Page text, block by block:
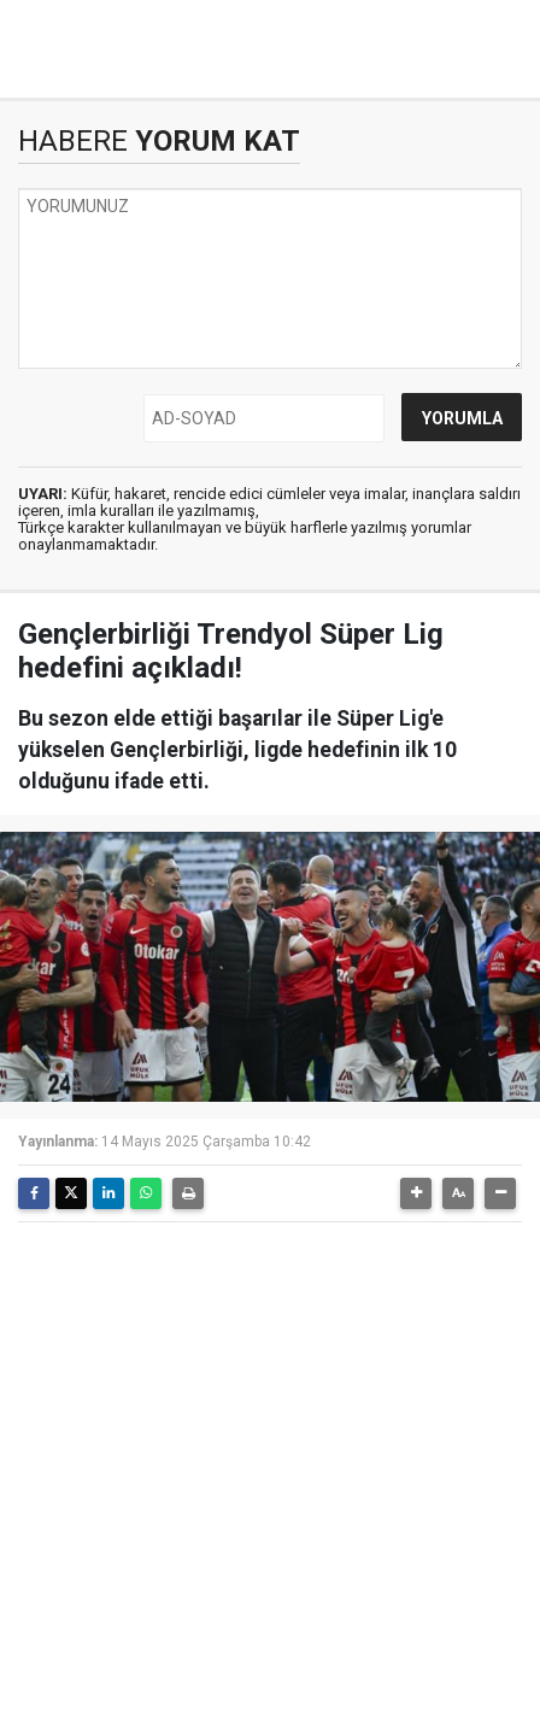
HABERE YORUM KAT
UYARI: Küfür, hakaret, rencide edici cümleler veya imalar, inançlara saldırı
içeren, imla kuralları ile yazılmamış,
Türkçe karakter kullanılmayan ve büyük harflerle yazılmış yorumlar
onaylanmamaktadır.
Gençlerbirliği Trendyol Süper Lig
hedefini açıkladı!
Bu sezon elde ettiği başarılar ile Süper Lig'e
yükselen Gençlerbirliği, ligde hedefinin ilk 10
olduğunu ifade etti.
Yayınlanma: 14 Mayıs 2025 Çarşamba 10:42